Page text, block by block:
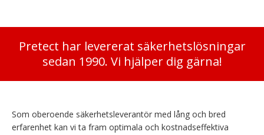
Pretect har levererat säkerhetslösningar
sedan 1990. Vi hjälper dig gärna!
Som oberoende säkerhetsleverantör med lång och bred
erfarenhet kan vi ta fram optimala och kostnadseffektiva